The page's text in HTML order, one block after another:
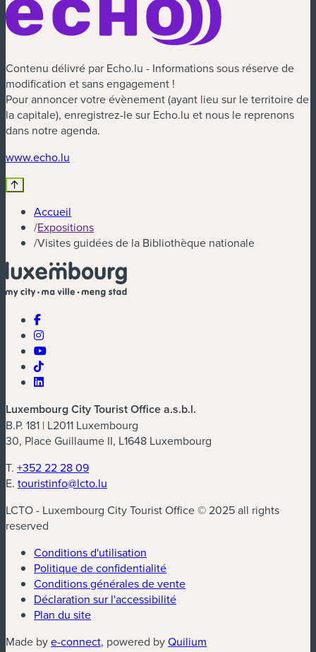
Contenu délivré par Echo.lu - Informations sous réserve de
modification et sans engagement !
Pour annoncer votre évènement (ayant lieu sur le territoire de
la capitale), enregistrez-le sur Echo.lu et nous le reprenons
dans notre agenda.
www.echo.lu
Accueil
/Expositions
/Visites guidées de la Bibliothèque nationale
Luxembourg City Tourist Office a.s.b.l.
B.P. 181 | L2011 Luxembourg
30, Place Guillaume II, L1648 Luxembourg
T. +352 22 28 09
E. touristinfo@lcto.lu
LCTO - Luxembourg City Tourist Office © 2025 all rights
reserved
Conditions d'utilisation
Politique de confidentialité
Conditions générales de vente
Déclaration sur l'accessibilité
Plan du site
Made bye-connect(nouvelle fenêtre)
, powered byQuilium